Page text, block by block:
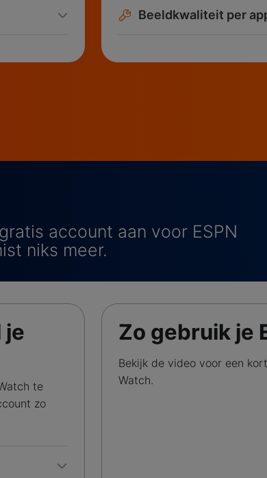
Beeldkwaliteit per
account aan voor ESPN
niks meer.
je
te
zo
Zo gebruik je
Bekijk de video voor een
Watch.